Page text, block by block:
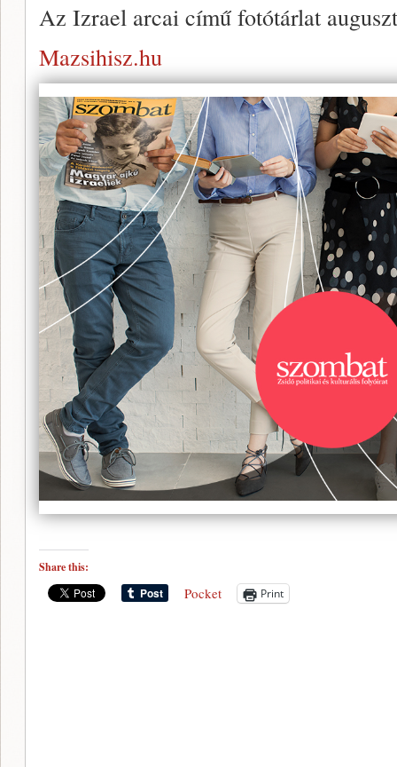
Az Izrael arcai című fotótárlat
Mazsihisz.hu
Share this:
Pocket Print